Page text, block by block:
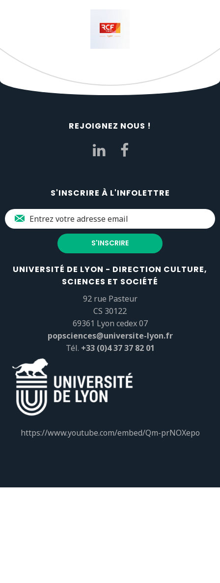
REJOIGNEZ NOUS !
S'INSCRIRE À L'INFOLETTRE
UNIVERSITÉ DE LYON - DIRECTION CULTURE,
SCIENCES ET SOCIÉTÉ
92 rue Pasteur
CS 30122
69361 Lyon cedex 07
popsciences@universite-lyon.fr
Tél. +33 (0)4 37 37 82 01
https://www.youtube.com/embed/Qm-prNOXepo